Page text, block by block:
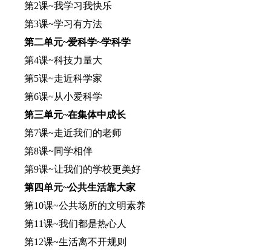
第2课~我学习我快乐
第3课~学习有方法
第二单元~爱科学~学科学
第4课~科技力量大
第5课~走近科学家
第6课~从小爱科学
第三单元~在集体中成长
第7课~走近我们的老师
第8课~同学相伴
第9课~让我们的学校更美好
第四单元~公共生活靠大家
第10课~公共场所的文明素养
第11课~我们都是热心人
第12课~生活离不开规则